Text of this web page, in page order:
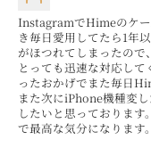
InstagramでHimeのケー
き毎日愛用してたら1年
がほつれてしまったので
とっても迅速な対応し
ったおかげでまた毎日
また次にiPhone機種変
したいと思っておりま
で最高な気分になります